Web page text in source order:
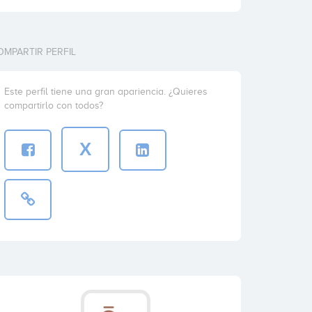
PERFIL
Este perfil tiene una gran apariencia. ¿Quieres
compartirlo con todos?
X